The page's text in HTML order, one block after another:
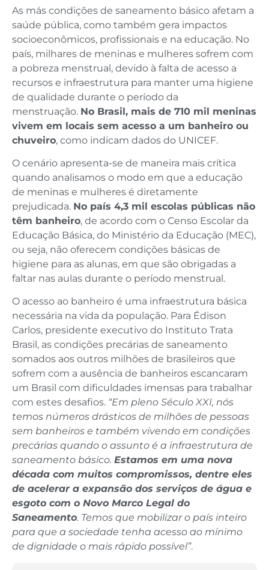
As más condições de saneamento básico afetam a
saúde pública, como também gera impactos
socioeconômicos, profissionais e na educação. No
país, milhares de meninas e mulheres sofrem com
a pobreza menstrual, devido à falta de acesso a
recursos e infraestrutura para manter uma higiene
de qualidade durante o período da
menstruação. No Brasil, mais de 710 mil meninas
vivem em locais sem acesso a um banheiro ou
chuveiro, como indicam dados do UNICEF.
O cenário apresenta-se de maneira mais crítica
quando analisamos o modo em que a educação
de meninas e mulheres é diretamente
prejudicada. No país 4,3 mil escolas públicas não
têm banheiro, de acordo com o Censo Escolar da
Educação Básica, do Ministério da Educação (MEC),
ou seja, não oferecem condições básicas de
higiene para as alunas, em que são obrigadas a
faltar nas aulas durante o período menstrual.
O acesso ao banheiro é uma infraestrutura básica
necessária na vida da população. Para Édison
Carlos, presidente executivo do Instituto Trata
Brasil, as condições precárias de saneamento
somados aos outros milhões de brasileiros que
sofrem com a ausência de banheiros escancaram
um Brasil com dificuldades imensas para trabalhar
com estes desafios. “Em pleno Século XXI, nós
temos números drásticos de milhões de pessoas
sem banheiros e também vivendo em condições
precárias quando o assunto é a infraestrutura de
saneamento básico. Estamos em uma nova
década com muitos compromissos, dentre eles
de acelerar a expansão dos serviços de água e
esgoto com o Novo Marco Legal do
Saneamento. Temos que mobilizar o país inteiro
para que a sociedade tenha acesso ao mínimo
de dignidade o mais rápido possível”.